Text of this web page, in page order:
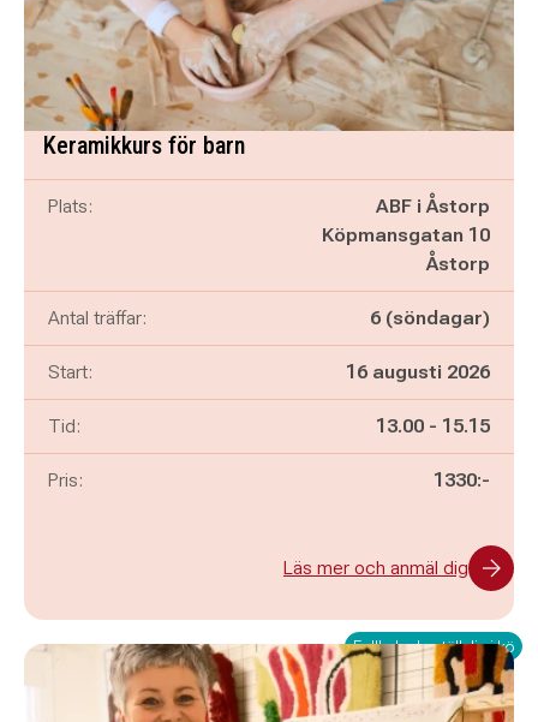
Keramikkurs för barn
Plats:
ABF i Åstorp
Köpmansgatan 10
Åstorp
Antal träffar: 6 (söndagar)
Start: 16 augusti 2026
Tid: Pågår mellan
13.00 - och
15.15
Pris: 1330:-
Läs mer och anmäl dig
Fullbokad - ställ dig i kö